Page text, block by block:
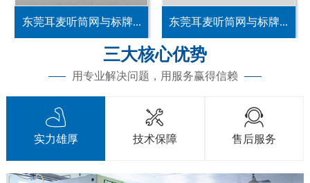
东莞耳麦听筒网与标牌... 东莞耳麦听筒网与标牌...
三大核心优势
用专业解决问题，用服务赢得信赖

实力雄厚

技术保障

售后服务